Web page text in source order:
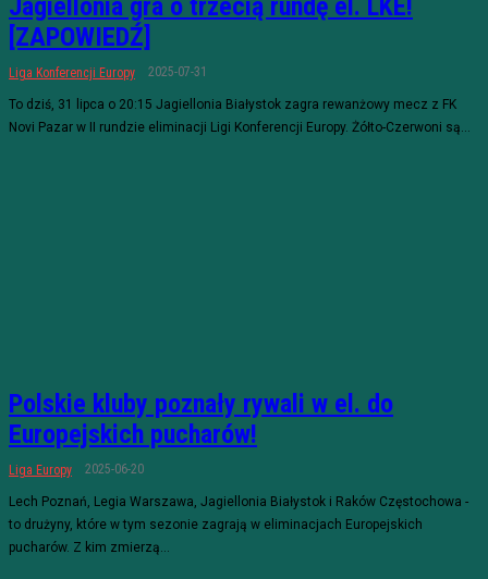
Jagiellonia gra o trzecią rundę el. LKE!
[ZAPOWIEDŹ]
Liga Konferencji Europy 2025-07-31
To dziś, 31 lipca o 20:15 Jagiellonia Białystok zagra rewanżowy mecz z FK
Novi Pazar w II rundzie eliminacji Ligi Konferencji Europy. Żółto-Czerwoni są...
Polskie kluby poznały rywali w el. do
Europejskich pucharów!
Liga Europy 2025-06-20
Lech Poznań, Legia Warszawa, Jagiellonia Białystok i Raków Częstochowa -
to drużyny, które w tym sezonie zagrają w eliminacjach Europejskich
pucharów. Z kim zmierzą...